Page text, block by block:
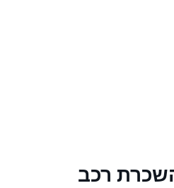
רכב